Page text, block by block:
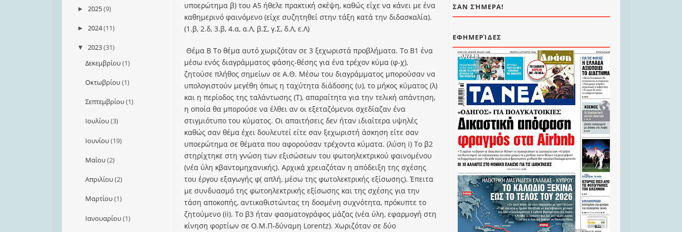
► 2025(9)
► 2024(11)
▼ 2023(31)
Δεκεμβρίου(1)
Οκτωβρίου(1)
Σεπτεμβρίου(1)
Ιουλίου(3)
Ιουνίου(19)
Μαΐου(2)
Απριλίου(2)
Μαρτίου(1)
Ιανουαρίου(1)
υποερώτημα β) του Α5 ήθελε πρακτική σκέψη, καθώς είχε να κάνει με ένα
καθημερινό φαινόμενο (είχε συζητηθεί στην τάξη κατά την διδασκαλία).
(1.β, 2.δ, 3.β, 4.α, α.Λ, β.Σ, γ.Σ, δ.Λ, ε.Λ)
Θέμα Β Το θέμα αυτό χωριζόταν σε 3 ξεχωριστά προβλήματα. Το Β1 ένα
μέσω ενός διαγράμματος φάσης-θέσης για ένα τρέχον κύμα (φ-χ),
ζητούσε πλήθος σημείων σε Α.Θ. Μέσω του διαγράμματος μπορούσαν να
υπολογιστούν μεγέθη όπως η ταχύτητα διάδοσης (υ), το μήκος κύματος (λ)
και η περίοδος της ταλάντωσης (Τ), απαραίτητα για την τελική απάντηση,
η οποία θα μπορούσε να έλθει αν οι εξεταζόμενοι σχεδίαζαν ένα
στιγμιότυπο του κύματος. Οι απαιτήσεις δεν ήταν ιδιαίτερα υψηλές
καθώς σαν θέμα έχει δουλευτεί είτε σαν ξεχωριστή άσκηση είτε σαν
υποερώτημα σε θέματα που αφορούσαν τρέχοντα κύματα. (λύση i) Το β2
στηρίχτηκε στη γνώση των εξισώσεων του φωτοηλεκτρικού φαινομένου
(νέα ύλη κβαντομηχανικής). Αρχικά χρειαζόταν η απόδειξη της σχέσης
του έργου εξαγωγής φ( απλή, μέσω της φωτολεκτρικής εξίσωσης). Έπειτα
με συνδυασμό της φωτοηλεκτρικής εξίσωσης και της σχέσης για την
τάση αποκοπής, αντικαθιστώντας τη δοσμένη συχνότητα, πρόκυπτε το
ζητούμενο (ii). Το β3 ήταν φασματογράφος μάζας (νέα ύλη, εφαρμογή στη
κίνηση φορτίων σε Ο.Μ.Π-δύναμη Lorentz). Χωριζόταν σε δύο
ΣΑΝ ΣΉΜΕΡΑ!
ΕΦΗΜΕΡΊΔΕΣ